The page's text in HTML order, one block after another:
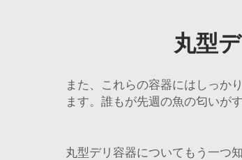
丸型
また、これらの容器にはしっか
ます。誰もが先週の魚の匂いが
丸型デリ容器についてもう一つ